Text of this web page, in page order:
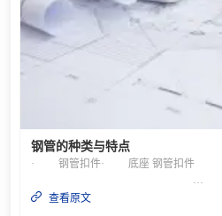
钢管的种类与特点
· 钢管扣件· 底
交叉或平行紧固钢管时使用的紧固扣件。钢管扣件的种类直角型扣件仅用于紧固直角连接的钢管，其结构能够让钢管交叉角度保持90度。 自由型扣件能够以任意角度紧固2根交叉的钢管，其结构能够让钢管交叉角度任意改变。 三联扣件直角型或自由型与单个扣件的组合，这种扣件是用于交叉紧固三根钢管。紧固……指利用扣具等将配件连接在一起。 钢管扣件的容许载荷种类抗拉强度（kg）容许载荷（kg）直角型1500以上500自由型1000以上350请注意，在使用扣件时，可能会因卡爪（夹紧部位）磨损、螺母无法拧紧或者拧得过紧而导致扣件打滑。另外，由于紧固力会根据扳手的长度而变化，因此务必使用指定的扳手（拧扣件）。 底座 固定底座用于钢管脚手架的固定。千斤顶型底座当钢管脚手架有高低差时，可利用调整螺丝调整高度。用于固定钢管脚手架。钢管多用于在建筑工地搭建作业用脚手架，外径规格为48.6mm。特点· 这种金属配件是用于安装在建筑脚手架的支腿上，将上方的载荷分散到地面或地板上，以防止脚手架下沉。 要点如下！· 请根据在工地上的用途相应选择钢管种类。· 直角型扣件 · 自由型扣件 · 三联扣件· 底座有固定型与千斤顶型两种，钢管脚手架一般不怎么使用千斤顶型。
查看原文